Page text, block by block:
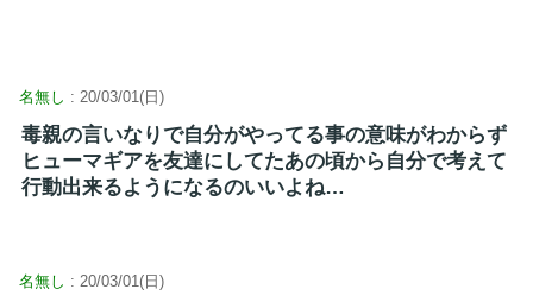
名無し : 20/03/01(日)
毒親の言いなりで自分がやってる事の意味がわからず
ヒューマギアを友達にしてたあの頃から自分で考えて
行動出来るようになるのいいよね…
名無し : 20/03/01(日)